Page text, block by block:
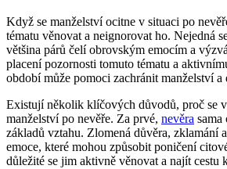
Když se manželství ocitne v situaci po
tématu věnovat a neignorovat ho. Nejedná
většina párů čelí obrovským emocím a
placení pozornosti tomuto tématu a
období může pomoci zachránit manželství a
Existují několik klíčových důvodů, proč se
manželství po nevěře. Za prvé, nevěra sama
základů vztahu. Zlomená důvěra, zklamání
emoce, které mohou způsobit poničení
důležité se jim aktivně věnovat a najít cestu